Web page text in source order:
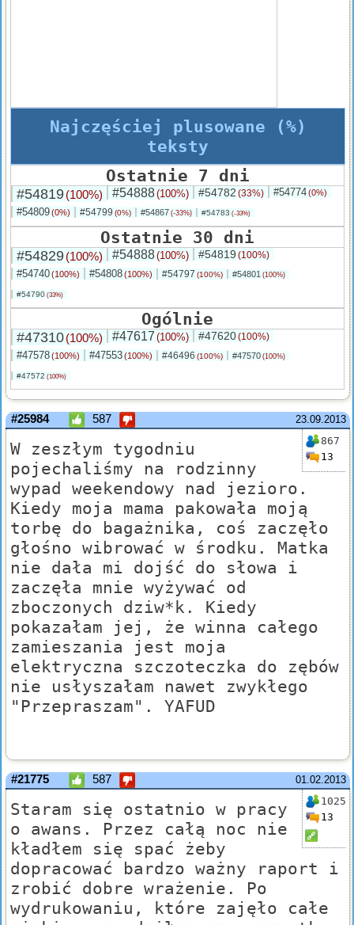
Najczęściej plusowane (%)
teksty
Ostatnie 7 dni
#54819(100%) #54888(100%) #54782 (33%) #54774(0%)
#54809(0%) #54799 (0%) #54867 (-33%) #54783 (-33%)
Ostatnie 30 dni
#54829(100%) #54888(100%) #54819 (100%)
#54740(100%) #54808(100%) #54797 (100%) #54801 (100%)
#54790 (33%)
Ogólnie
#47310(100%) #47617 (100%) #47620(100%)
#47578(100%) #47553(100%) #46496 (100%) #47570 (100%)
#47572 (100%)
23.09.2013
#25984 587
867
13
W zeszłym tygodniu
pojechaliśmy na rodzinny
wypad weekendowy nad jezioro.
Kiedy moja mama pakowała moją
torbę do bagażnika, coś zaczęło
głośno wibrować w środku. Matka
nie dała mi dojść do słowa i
zaczęła mnie wyżywać od
zboczonych dziw*k. Kiedy
pokazałam jej, że winna całego
zamieszania jest moja
elektryczna szczoteczka do zębów
nie usłyszałam nawet zwykłego
"Przepraszam". YAFUD
01.02.2013
#21775 587
1025
13
Staram się ostatnio w pracy
o awans. Przez całą noc nie
kładłem się spać żeby
dopracować bardzo ważny raport i
zrobić dobre wrażenie. Po
wydrukowaniu, które zajęło całe